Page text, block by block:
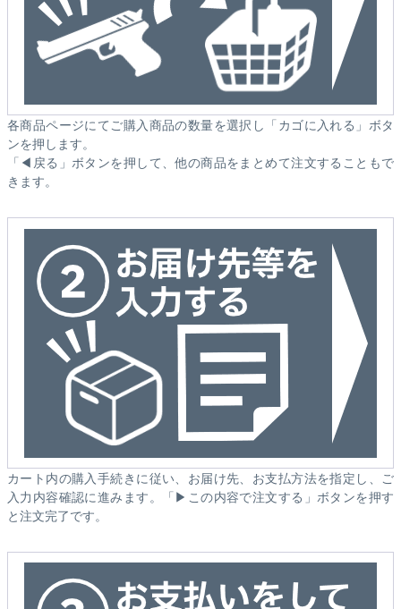
各商品ページにてご購入商品の数量を選択し「カゴに入れる」ボタ
ンを押します。
「◀戻る」ボタンを押して、他の商品をまとめて注文することもで
きます。
カート内の購入手続きに従い、お届け先、お支払方法を指定し、ご
入力内容確認に進みます。「▶この内容で注文する」ボタンを押す
と注文完了です。